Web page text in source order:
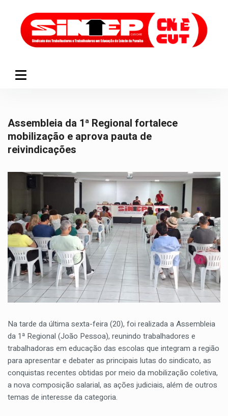
Assembleia da 1ª Regional fortalece
mobilização e aprova pauta de
reivindicações
Na tarde da última sexta-feira (20), foi realizada a Assembleia
da 1ª Regional (João Pessoa), reunindo trabalhadores e
trabalhadoras em educação das escolas que integram a região
para apresentar e debater as principais lutas do sindicato, as
conquistas recentes obtidas por meio da mobilização coletiva,
a nova composição salarial, as ações judiciais, além de outros
temas de interesse da categoria.